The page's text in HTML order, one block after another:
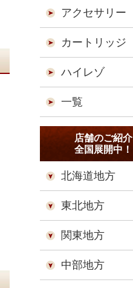
アクセサリー
カートリッジ
ハイレゾ
一覧
店舗のご紹介
全国展開中！
北海道地方
東北地方
関東地方
中部地方